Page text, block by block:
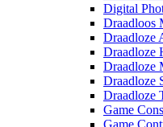
Digital
Draadloos
Draadloze
Draadloze
Draadloze
Draadloze
Draadloze
Game
Game